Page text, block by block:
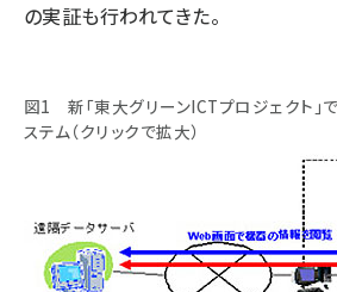
の実証も行われてきた。
図1 新「東大グリーンICTプロジェクト」
ステム（クリックで拡大）